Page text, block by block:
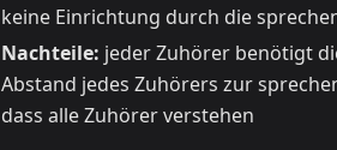
keine Einrichtung durch die
Nachteile: jeder Zuhörer benötigt
Abstand jedes Zuhörers zur
dass alle Zuhörer verstehen